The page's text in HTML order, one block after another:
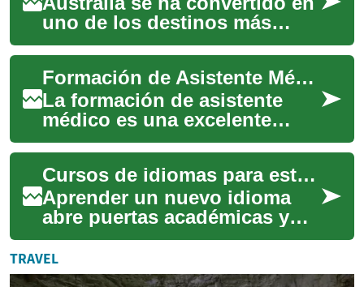
uno de los destinos más
populares para estudiantes
internacionales que buscan
una educa...
Formación de Asistente Médico en Barcelona: Tu Puerta de Entrada al Sector Sanitario
La formación de asistente
médico es una excelente
oportunidad para aquellos
que desean iniciar una
carrera en el sect...
Cursos de idiomas para estudiantes que quieren estudiar en España
Aprender un nuevo idioma
abre puertas académicas y
personales, especialmente
para quien planea estudiar en
otro país....
TRAVEL